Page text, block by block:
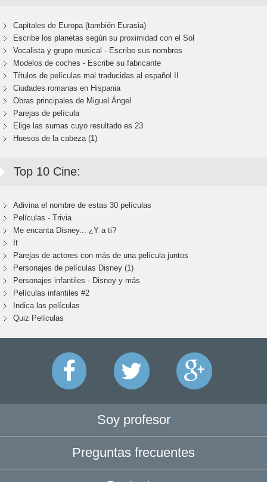
Capitales de Europa (también Eurasia)
Escribe los planetas según su proximidad con el Sol
Vocalista y grupo musical - Escribe sus nombres
Modelos de coches - Escribe su fabricante
Títulos de películas mal traducidas al español II
Ciudades romanas en Hispania
Obras principales de Miguel Ángel
Parejas de película
Elige las sumas cuyo resultado es 23
Huesos de la cabeza (1)
Top 10 Cine:
Adivina el nombre de estas 30 películas
Películas - Trivia
Me encanta Disney... ¿Y a ti?
It
Parejas de actores con más de una película juntos
Personajes de películas Disney (1)
Personajes infantiles - Disney y más
Películas infantiles #2
Indica las películas
Quiz Películas
Soy profesor
Preguntas frecuentes